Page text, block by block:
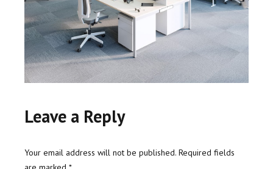
Leave a Reply
Your email address will not be published. Required fields